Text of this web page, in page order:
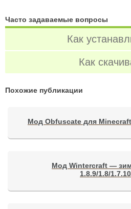
Часто задаваемые вопросы
Как
Как
Похожие публикации
Мод Obfuscate для
Мод Wintercraft —
1.8.9/1.8/